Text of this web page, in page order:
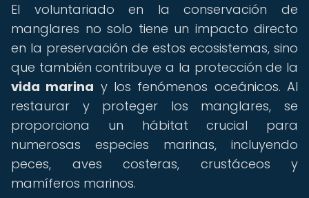
El voluntariado en la conservación de
manglares no solo tiene un impacto directo
en la preservación de estos ecosistemas, sino
que también contribuye a la protección de la
vida marina y los fenómenos oceánicos. Al
restaurar y proteger los manglares, se
proporciona un hábitat crucial para
numerosas especies marinas, incluyendo
peces, aves costeras, crustáceos y
mamíferos marinos.